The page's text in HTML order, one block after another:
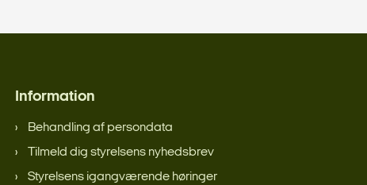
Information
Behandling af persondata
Tilmeld dig styrelsens nyhedsbrev
Styrelsens igangværende høringer